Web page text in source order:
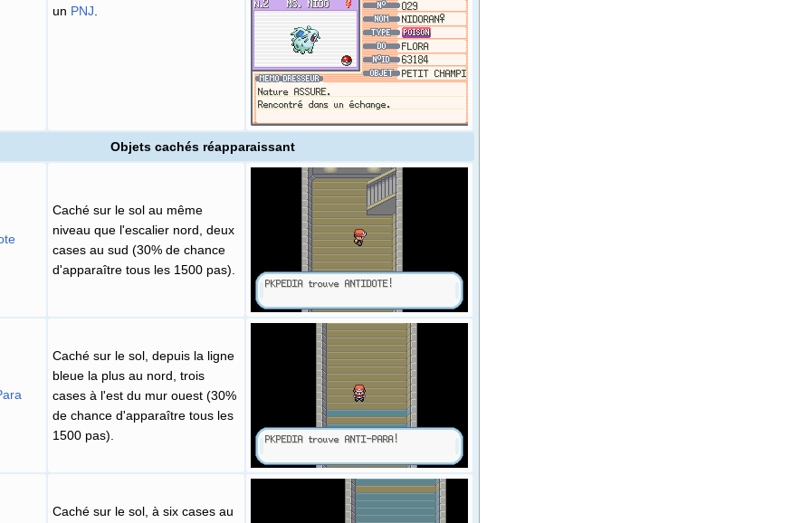
un PNJ.
Objets cachés réapparaissant
Caché sur le sol au même
niveau que l'escalier nord, deux
cases au sud (30% de chance
d'apparaître tous les 1500 pas).
Caché sur le sol, depuis la ligne
bleue la plus au nord, trois
cases à l'est du mur ouest (30%
de chance d'apparaître tous les
1500 pas).
Caché sur le sol, à six cases au